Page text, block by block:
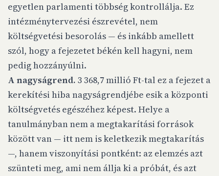
egyetlen parlamenti többség kontrollálja. Ez
intézménytervezési észrevétel, nem
költségvetési besorolás — és inkább amellett
szól, hogy a fejezetet békén kell hagyni, nem
pedig hozzányúlni.
A nagyságrend. 3 368,7 millió Ft-tal ez a fejezet a
kerekítési hiba nagyságrendjébe esik a központi
költségvetés egészéhez képest. Helye a
tanulmányban nem a megtakarítási források
között van — itt nem is keletkezik megtakarítás
—, hanem viszonyítási pontként: az elemzés azt
szünteti meg, ami nem állja ki a próbát, és azt